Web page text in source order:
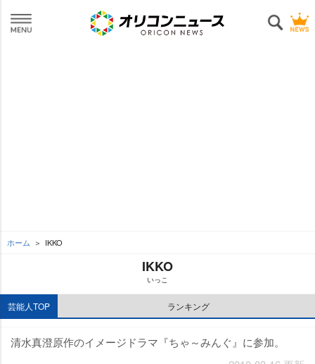
ホーム IKKO
IKKO
いっこ
芸能人TOP ランキング
清水真澄原作のイメージドラマ『ちゃ～みんぐ』に参加。